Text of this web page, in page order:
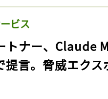
ビス
トナー、Claude
提言。脅威エク